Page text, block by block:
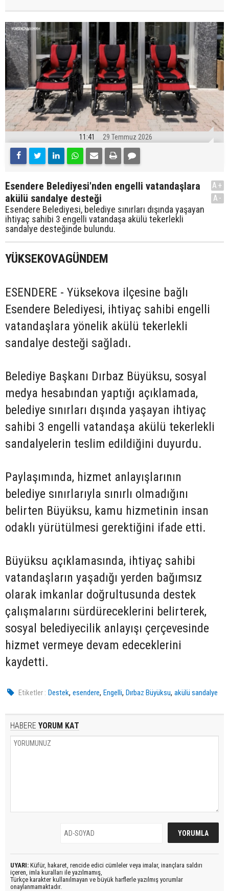
11:41 29 Temmuz 2026
Esendere Belediyesi'nden engelli vatandaşlara
akülü sandalye desteği
Esendere Belediyesi, belediye sınırları dışında yaşayan
ihtiyaç sahibi 3 engelli vatandaşa akülü tekerlekli
sandalye desteğinde bulundu.
A+
A-
YÜKSEKOVAGÜNDEM
ESENDERE - Yüksekova ilçesine bağlı
Esendere Belediyesi, ihtiyaç sahibi engelli
vatandaşlara yönelik akülü tekerlekli
sandalye desteği sağladı.
Belediye Başkanı Dırbaz Büyüksu, sosyal
medya hesabından yaptığı açıklamada,
belediye sınırları dışında yaşayan ihtiyaç
sahibi 3 engelli vatandaşa akülü tekerlekli
sandalyelerin teslim edildiğini duyurdu.
Paylaşımında, hizmet anlayışlarının
belediye sınırlarıyla sınırlı olmadığını
belirten Büyüksu, kamu hizmetinin insan
odaklı yürütülmesi gerektiğini ifade etti.
Büyüksu açıklamasında, ihtiyaç sahibi
vatandaşların yaşadığı yerden bağımsız
olarak imkanlar doğrultusunda destek
çalışmalarını sürdüreceklerini belirterek,
sosyal belediyecilik anlayışı çerçevesinde
hizmet vermeye devam edeceklerini
kaydetti.
Etiketler : Destek,esendere,Engelli,Dırbaz Büyüksu,akülü sandalye
HABERE YORUM KAT
UYARI: Küfür, hakaret, rencide edici cümleler veya imalar, inançlara saldırı
içeren, imla kuralları ile yazılmamış,
Türkçe karakter kullanılmayan ve büyük harflerle yazılmış yorumlar
onaylanmamaktadır.